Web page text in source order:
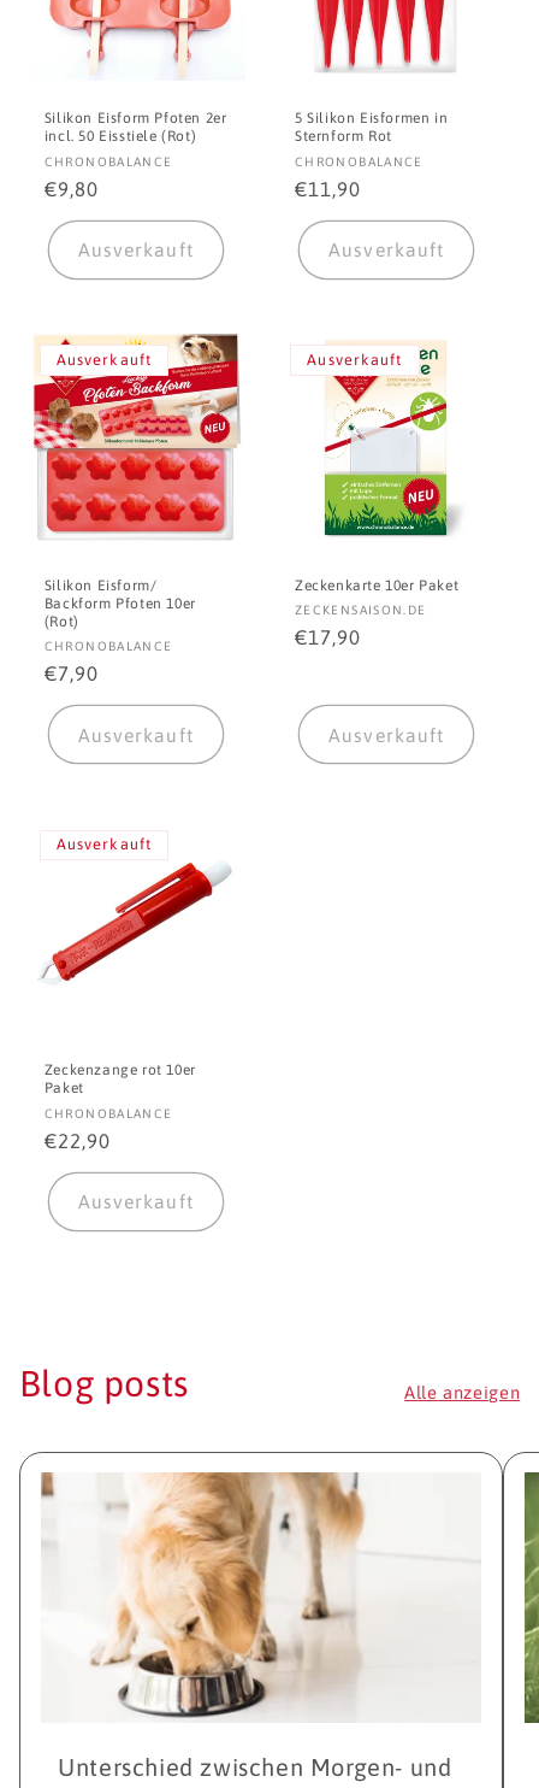
Silikon Eisform Pfoten 2er
incl. 50 Eisstiele (Rot)
Anbieter:
CHRONOBALANCE
Normaler
Preis
€9,80
Ausverkauft
5 Silikon Eisformen in
Sternform Rot
Anbieter:
CHRONOBALANCE
Normaler
Preis
€11,90
Ausverkauft
Ausverkauft
Silikon Eisform/
Backform Pfoten 10er
(Rot)
Anbieter:
CHRONOBALANCE
Normaler
Preis
€7,90
Ausverkauft
Ausverkauft
Zeckenkarte 10er Paket
Anbieter:
ZECKENSAISON.DE
Normaler
€17,90
Ausverkauft
Ausverkauft
Zeckenzange rot 10er
Paket
Anbieter:
CHRONOBALANCE
Normaler
Preis
€22,90
Ausverkauft
Blog posts Alle anzeigen
Unterschied zwischen Morgen- und